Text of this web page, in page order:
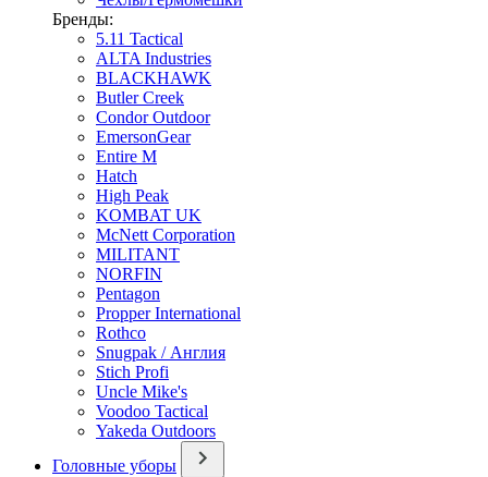
Бренды:
5.11 Tactical
ALTA Industries
BLACKHAWK
Butler Creek
Condor Outdoor
EmersonGear
Entire M
Hatch
High Peak
KOMBAT UK
McNett Corporation
MILITANT
NORFIN
Pentagon
Propper International
Rothco
Snugpak / Англия
Stich Profi
Uncle Mike's
Voodoo Tactical
Yakeda Outdoors
Головные уборы